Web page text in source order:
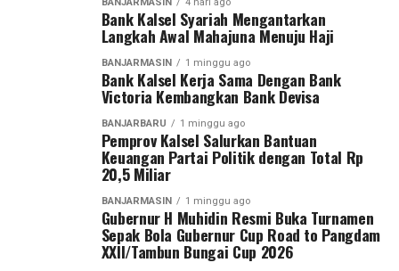
Dengan mengucapkan Bismillahirrahmanirrahim,
Gubernur H. Muhidin secara resmi membuka Turnamen
Sepak Bola Gubernur Cup Road to Pangdam
XXII/Tambun Bungai Cup 2026.
Sementara itu, Pangdam XXII/Tambun Bungai Mayjen
TNI Zainal Arifin menegaskan turnamen ini merupakan
langkah nyata Kodam XXII/Tambun Bungai dalam
membangun ekosistem pembinaan sepak bola di dua
wilayah yang berada di bawah tanggung jawabnya, yakni
Kalimantan Selatan dan Kalimantan Tengah.
penuh kasih agar anak-anak dapat tumbuh, bermimpi,
dan menjadi generasi terbaik bagi masa depan
Indonesia,” demikian pesan Bank Kalsel. [adv/riv]
Post Views: 36
Sebarkan
WhatsApp 0
Messenger 0 Twitter 0
Bank Kalsel Syariah Mengantarkan
Langkah Awal Mahajuna Menuju Haji
BANJARMASIN 1 minggu ago
Bank Kalsel Kerja Sama Dengan Bank
Victoria Kembangkan Bank Devisa
BANJARBARU 1 minggu ago
Pemprov Kalsel Salurkan Bantuan
Keuangan Partai Politik dengan Total Rp
20,5 Miliar
BANJARMASIN 1 minggu ago
Gubernur H Muhidin Resmi Buka Turnamen
Sepak Bola Gubernur Cup Road to Pangdam
XXII/Tambun Bungai Cup 2026